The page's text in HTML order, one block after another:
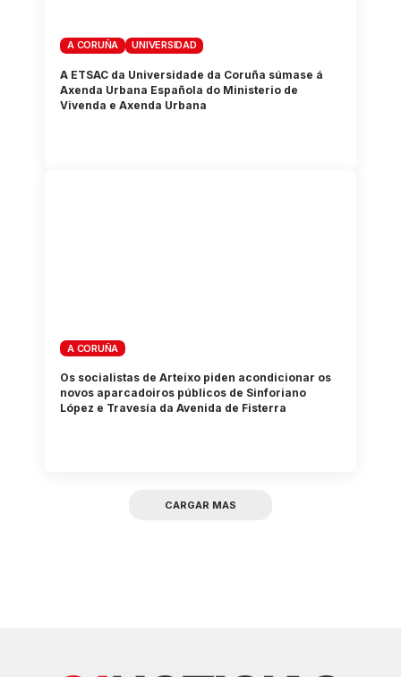
A CORUÑA UNIVERSIDAD
A ETSAC da Universidade da Coruña súmase á
Axenda Urbana Española do Ministerio de
Vivenda e Axenda Urbana
A CORUÑA
Os socialistas de Arteixo piden acondicionar os
novos aparcadoiros públicos de Sinforiano
López e Travesía da Avenida de Fisterra
CARGAR MAS